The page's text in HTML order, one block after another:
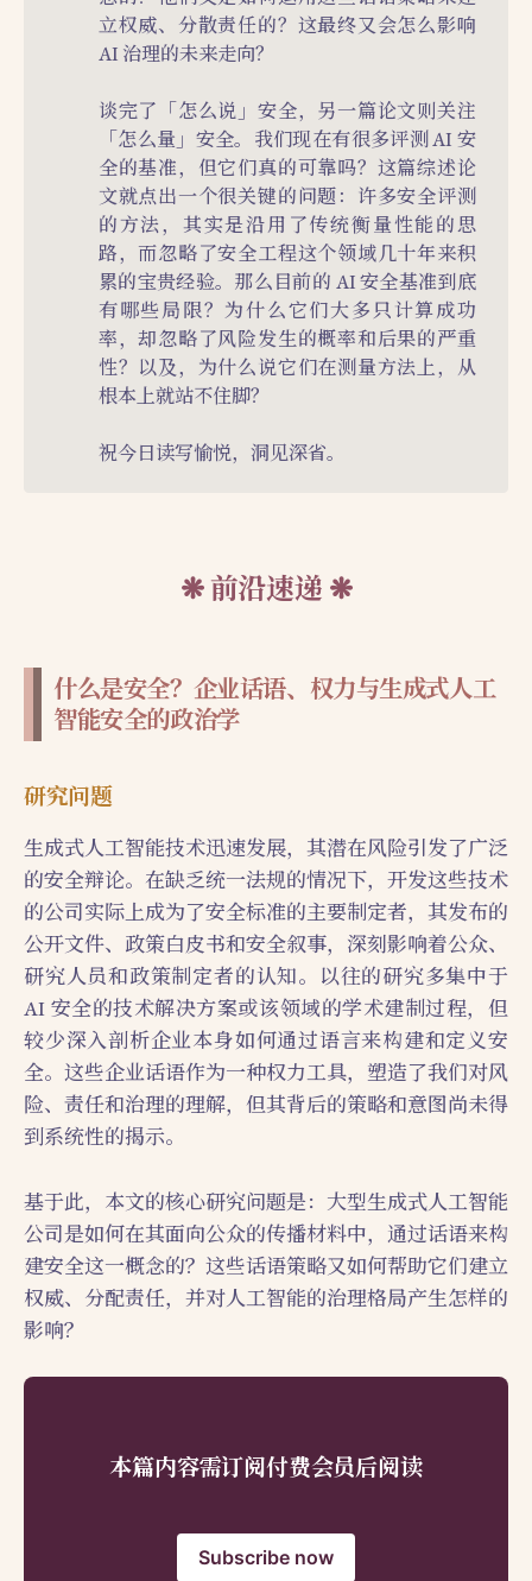
立权威、分散责任的？这最终又会怎么影响
AI 治理的未来走向？
谈完了「怎么说」安全，另一篇论文则关注
「怎么量」安全。我们现在有很多评测 AI 安
全的基准，但它们真的可靠吗？这篇综述论
文就点出一个很关键的问题：许多安全评测
的方法，其实是沿用了传统衡量性能的思
路，而忽略了安全工程这个领域几十年来积
累的宝贵经验。那么目前的 AI 安全基准到底
有哪些局限？为什么它们大多只计算成功
率，却忽略了风险发生的概率和后果的严重
性？以及，为什么说它们在测量方法上，从
根本上就站不住脚？
祝今日读写愉悦，洞见深省。
前沿速递
什么是安全？企业话语、权力与生成式人工
智能安全的政治学
研究问题
生成式人工智能技术迅速发展，其潜在风险引发了广泛
的安全辩论。在缺乏统一法规的情况下，开发这些技术
的公司实际上成为了安全标准的主要制定者，其发布的
公开文件、政策白皮书和安全叙事，深刻影响着公众、
研究人员和政策制定者的认知。以往的研究多集中于
AI 安全的技术解决方案或该领域的学术建制过程，但
较少深入剖析企业本身如何通过语言来构建和定义安
全。这些企业话语作为一种权力工具，塑造了我们对风
险、责任和治理的理解，但其背后的策略和意图尚未得
到系统性的揭示。
基于此，本文的核心研究问题是：大型生成式人工智能
公司是如何在其面向公众的传播材料中，通过话语来构
建安全这一概念的？这些话语策略又如何帮助它们建立
权威、分配责任，并对人工智能的治理格局产生怎样的
影响？
本篇内容需订阅付费会员后阅读
Subscribe now